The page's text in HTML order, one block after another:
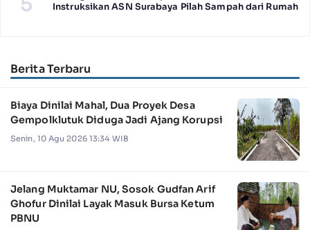
Instruksikan ASN Surabaya Pilah Sampah dari Rumah
Berita Terbaru
Biaya Dinilai Mahal, Dua Proyek Desa
Gempolklutuk Diduga Jadi Ajang Korupsi
Senin, 10 Agu 2026 13:34 WIB
Jelang Muktamar NU, Sosok Gudfan Arif
Ghofur Dinilai Layak Masuk Bursa Ketum
PBNU